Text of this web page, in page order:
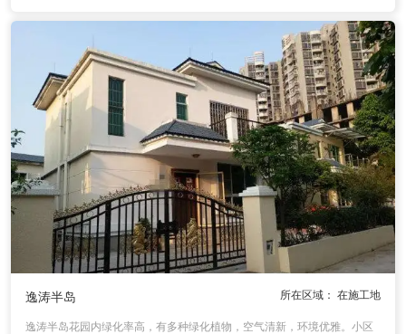
逸涛半岛 所在区域： 在施工地
逸涛半岛花园内绿化率高，有多种绿化植物，空气清新，环境优雅。小区